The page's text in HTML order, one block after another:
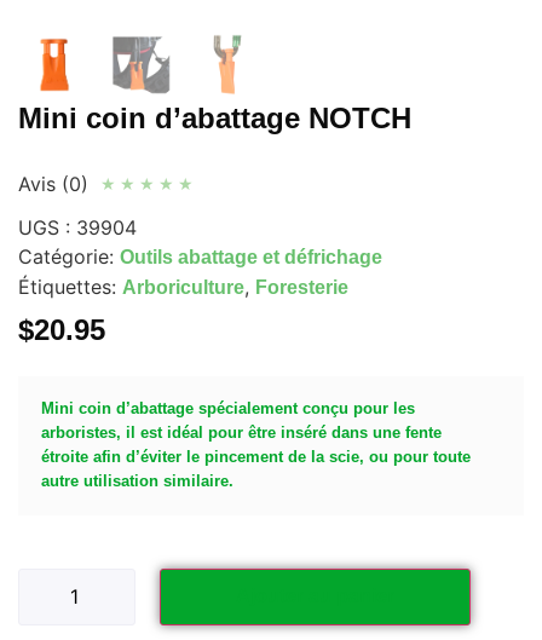
Mini coin d’abattage NOTCH
Avis (0) ★ ★ ★ ★ ★
UGS : 39904
Catégorie: Outils abattage et défrichage
Étiquettes: Arboriculture, Foresterie
$20.95
Mini coin d’abattage spécialement conçu pour les
arboristes, il est idéal pour être inséré dans une fente
étroite afin d’éviter le pincement de la scie, ou pour toute
autre utilisation similaire.